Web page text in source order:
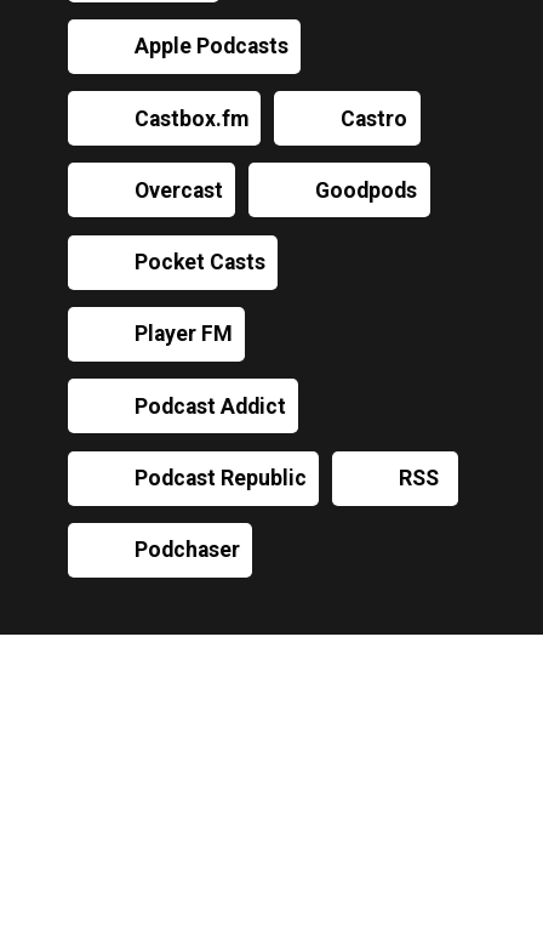
Apple Podcasts
Castbox.fm Castro
Overcast Goodpods
Pocket Casts
Player FM
Podcast Addict
Podcast Republic RSS
Podchaser